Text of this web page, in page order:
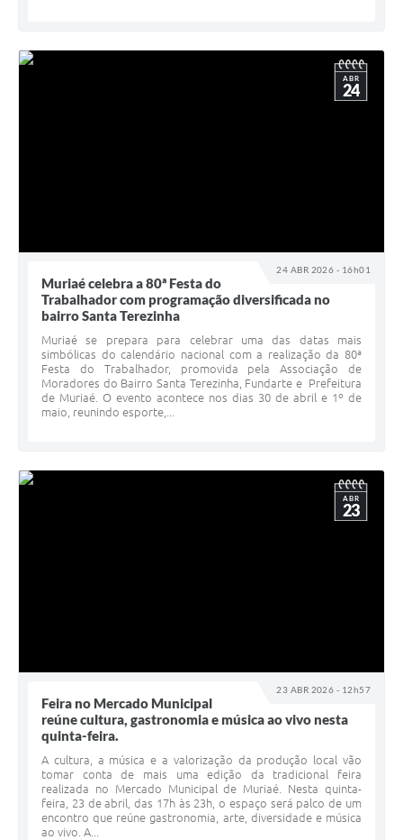
24 ABR 2026 - 16h01
ABR
24
Muriaé celebra a 80ª Festa do
Trabalhador com programação diversificada no
bairro Santa Terezinha
Muriaé se prepara para celebrar uma das datas mais
simbólicas do calendário nacional com a realização da 80ª
Festa do Trabalhador, promovida pela Associação de
Moradores do Bairro Santa Terezinha, Fundarte e Prefeitura
de Muriaé. O evento acontece nos dias 30 de abril e 1º de
maio, reunindo esporte,...
23 ABR 2026 - 12h57
ABR
23
Feira no Mercado Municipal
reúne cultura, gastronomia e música ao vivo nesta
quinta-feira.
A cultura, a música e a valorização da produção local vão
tomar conta de mais uma edição da tradicional feira
realizada no Mercado Municipal de Muriaé. Nesta quinta-
feira, 23 de abril, das 17h às 23h, o espaço será palco de um
encontro que reúne gastronomia, arte, diversidade e música
ao vivo. A...